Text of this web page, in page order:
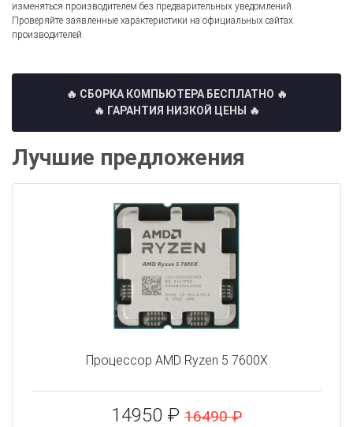
изменяться производителем без предварительных уведомлений.
Проверяйте заявленные характеристики на официальных сайтах
производителей.
🔥 СБОРКА КОМПЬЮТЕРА БЕСПЛАТНО 🔥
🔥 ГАРАНТИЯ НИЗКОЙ ЦЕНЫ 🔥
Лучшие предложения
Процессор AMD Ryzen 5 7600X
14950 ₽ 16490 ₽